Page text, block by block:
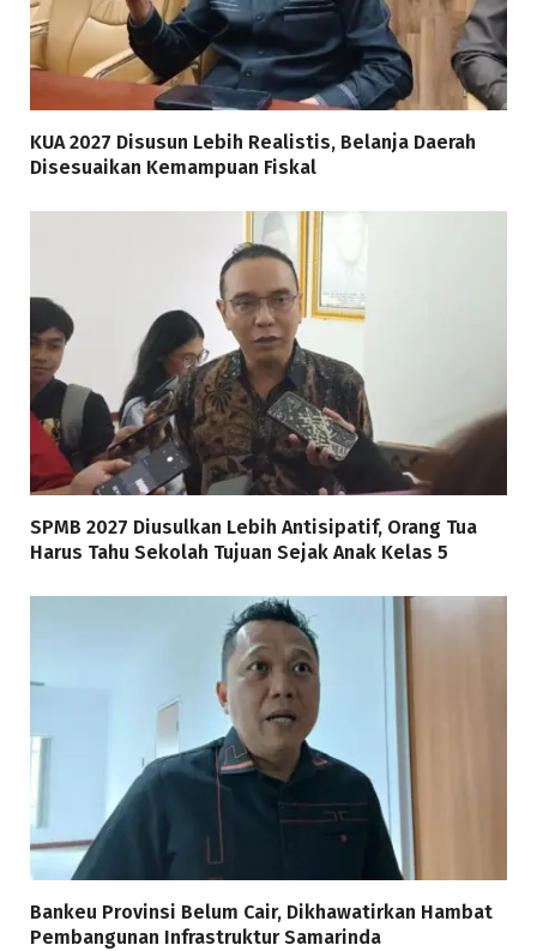
KUA 2027 Disusun Lebih Realistis, Belanja Daerah
Disesuaikan Kemampuan Fiskal
SPMB 2027 Diusulkan Lebih Antisipatif, Orang Tua
Harus Tahu Sekolah Tujuan Sejak Anak Kelas 5
Bankeu Provinsi Belum Cair, Dikhawatirkan Hambat
Pembangunan Infrastruktur Samarinda